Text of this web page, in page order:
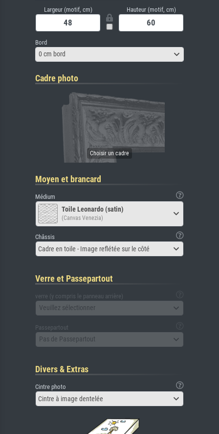
Largeur (motif, cm) Hauteur (motif, cm)
Bord
0 cm bord
Cadre photo
Moyen et brancard
Médium
Toile Leonardo (satin)
(Canvas Venezia)
Châssis
Cadre en toile - Image reflétée sur le côté
Verre et Passepartout
verre (y compris le panneau arrière)
Veuillez sélectionner
Passepartout
Pas de Passepartout
Divers & Extras
Cintre photo
Cintre à image dentelée